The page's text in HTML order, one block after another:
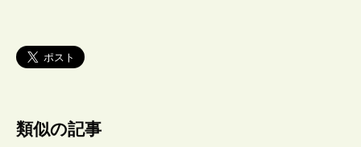
類似の記事